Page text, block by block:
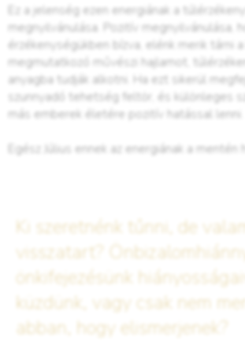
Ez a jelenség ezen energiának a
megnyilvánulása. Pozitív megnyilvánulása,
érzékenységükben bízva, elénk merik tárni a
megmutatkozó művészi hajlamot,
anyagba tudják alkotni. Ha ezt sikerül
szunnyadó tehetség feltör, és különleges
más emberek életére pozitív hatással lenni.
Egész Július ennek az energiának a mentén
Ki szeretnénk tűnni, de
visszatart?
önkifejezésünk
küzdünk, vagy csak nem
abban, hogy elismerjenek?